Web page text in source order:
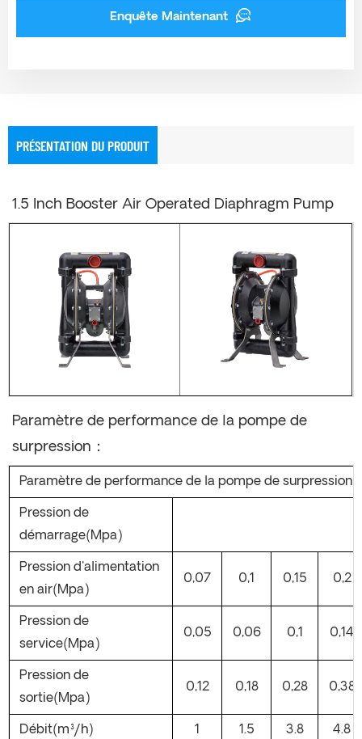
Enquête Maintenant
PRÉSENTATION DU PRODUIT
1.5 Inch Booster Air Operated Diaphragm Pump
Paramètre de performance de la pompe de
surpression：
Paramètre de performance de la pompe de surpression
Pression de
démarrage(Mpa)
Pression d'alimentation
en air(Mpa)
0,07 0,1 0,15 0,2
Pression de
service(Mpa)
0,05 0,06 0,1 0,14
Pression de
sortie(Mpa)
0,12 0,18 0,28 0,38
Débit(m³/h) 1 1.5 3.8 4.8